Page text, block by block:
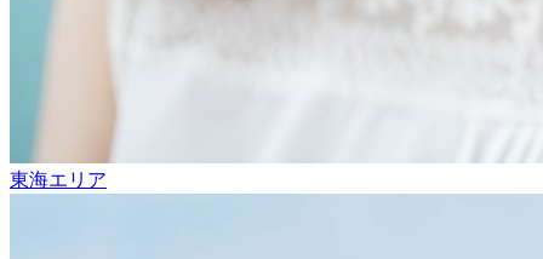
東海エリア